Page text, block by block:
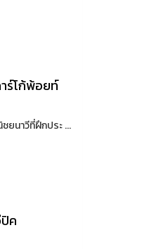
ร์โก้พ้อยท์
ยนาวีที่ฝึกประ ...
ค